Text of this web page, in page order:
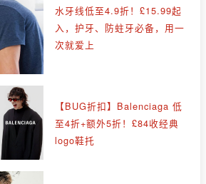
水牙线低至4.9折！£15.99起
入，护牙、防蛀牙必备，用一
次就爱上
【BUG折扣】Balenciaga 低
至4折+额外5折！£84收经典
logo鞋托